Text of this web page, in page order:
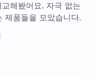
해봤어요. 자극 없는
제품들을 모았습니다.